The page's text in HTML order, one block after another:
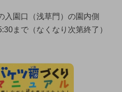
入園口（浅草門）の園内側
まで（なくなり次第終了）